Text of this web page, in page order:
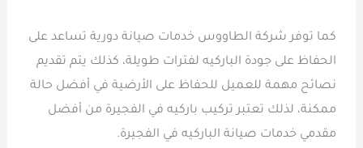
كما توفر شركة الطاووس خدمات صيانة دورية تساعد على
الحفاظ على جودة الباركيه لفترات طويلة، كذلك يتم تقديم
نصائح مهمة للعميل للحفاظ على الأرضية في أفضل حالة
ممكنة، لذلك تعتبر تركيب باركيه في الفجيرة من أفضل
مقدمي خدمات صيانة الباركيه في الفجيرة.